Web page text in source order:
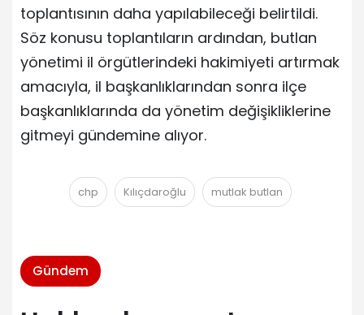
toplantısının daha yapılabileceği belirtildi.
Söz konusu toplantıların ardından, butlan
yönetimi il örgütlerindeki hakimiyeti artırmak
amacıyla, il başkanlıklarından sonra ilçe
başkanlıklarında da yönetim değişikliklerine
gitmeyi gündemine alıyor.
chp Kılıçdaroğlu mutlak butlan
Gündem